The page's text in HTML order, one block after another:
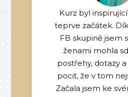
Kurz byl
teprve začátek.
FB skupině jsem
ženami mohla
postřehy, dotazy
pocit, že v tom
Začala jsem ke